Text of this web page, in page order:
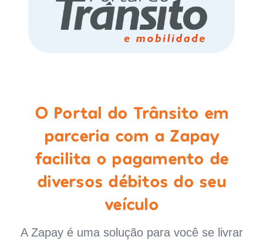
O Portal do Trânsito em
parceria com a Zapay
facilita o pagamento de
diversos débitos do seu
veículo
A Zapay é uma solução para você se livrar